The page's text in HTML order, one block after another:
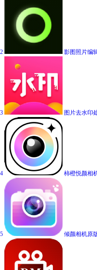
2 影图照片编
3 图片去水印
4 柿橙悦颜相
5 倾颜相机原